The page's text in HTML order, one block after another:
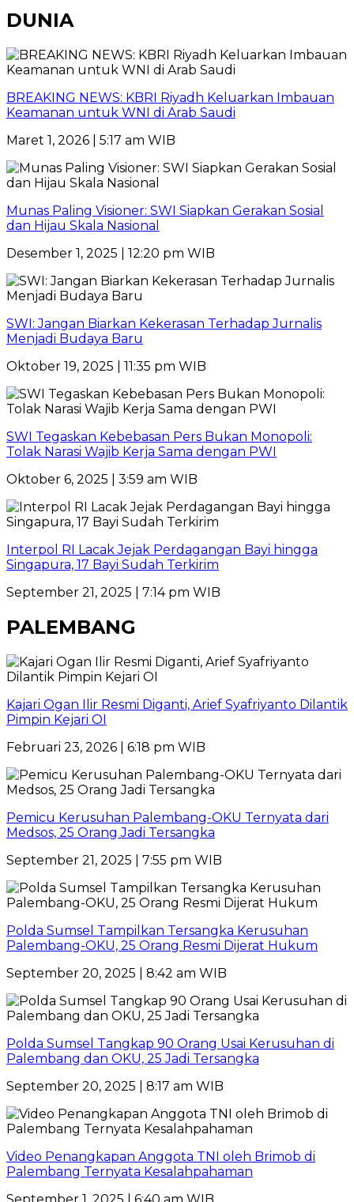
DUNIA
BREAKING NEWS: KBRI Riyadh Keluarkan Imbauan
Keamanan untuk WNI di Arab Saudi
Maret 1, 2026 | 5:17 am WIB
Munas Paling Visioner: SWI Siapkan Gerakan Sosial
dan Hijau Skala Nasional
Desember 1, 2025 | 12:20 pm WIB
SWI: Jangan Biarkan Kekerasan Terhadap Jurnalis
Menjadi Budaya Baru
Oktober 19, 2025 | 11:35 pm WIB
SWI Tegaskan Kebebasan Pers Bukan Monopoli:
Tolak Narasi Wajib Kerja Sama dengan PWI
Oktober 6, 2025 | 3:59 am WIB
Interpol RI Lacak Jejak Perdagangan Bayi hingga
Singapura, 17 Bayi Sudah Terkirim
September 21, 2025 | 7:14 pm WIB
PALEMBANG
Kajari Ogan Ilir Resmi Diganti, Arief Syafriyanto Dilantik
Pimpin Kejari OI
Februari 23, 2026 | 6:18 pm WIB
Pemicu Kerusuhan Palembang-OKU Ternyata dari
Medsos, 25 Orang Jadi Tersangka
September 21, 2025 | 7:55 pm WIB
Polda Sumsel Tampilkan Tersangka Kerusuhan
Palembang-OKU, 25 Orang Resmi Dijerat Hukum
September 20, 2025 | 8:42 am WIB
Polda Sumsel Tangkap 90 Orang Usai Kerusuhan di
Palembang dan OKU, 25 Jadi Tersangka
September 20, 2025 | 8:17 am WIB
Video Penangkapan Anggota TNI oleh Brimob di
Palembang Ternyata Kesalahpahaman